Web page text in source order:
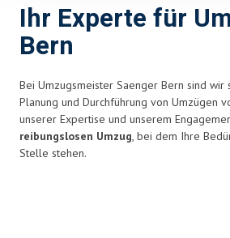
Ihr Experte für
Bern
Bei Umzugsmeister Saenger Bern sind
Planung und Durchführung von Umzügen
unserer Expertise und unserem
reibungslosen Umzug, bei dem Ihre
Stelle stehen.